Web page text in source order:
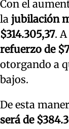
Con el
la jubilación
$314.305,37.
refuerzo de
otorgando a
bajos.
De esta
será de